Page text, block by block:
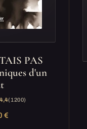
PAS
d'un
4,4(1 200)
€